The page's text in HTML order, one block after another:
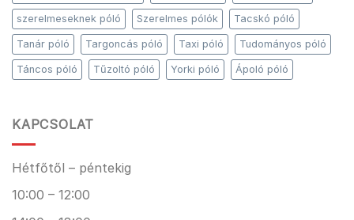
szerelmeseknek póló Szerelmes pólók Tacskó póló
Tanár póló Targoncás póló Taxi póló Tudományos póló
Táncos póló Tűzoltó póló Yorki póló Ápoló póló
KAPCSOLAT
Hétfőtől – péntekig
10:00 – 12:00